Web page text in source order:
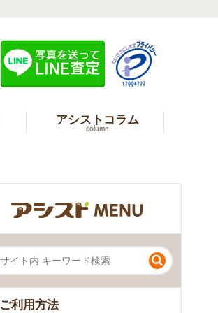
アシストコラム
column
ご利用方法